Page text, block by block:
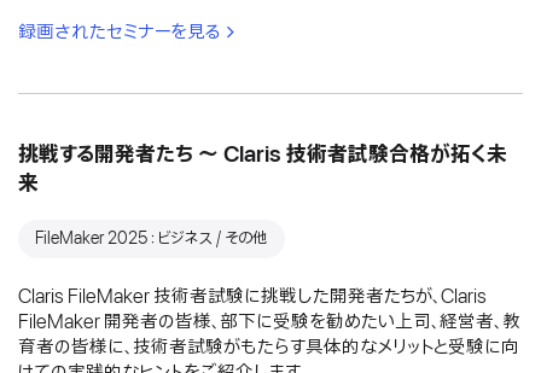
録画されたセミナーを見る
挑戦する開発者たち 〜 Claris 技術者試験合格が拓く未
来
FileMaker 2025：ビジネス / その他
Claris FileMaker 技術者試験に挑戦した開発者たちが、Claris
FileMaker 開発者の皆様、部下に受験を勧めたい上司、経営者、教
育者の皆様に、技術者試験がもたらす具体的なメリットと受験に向